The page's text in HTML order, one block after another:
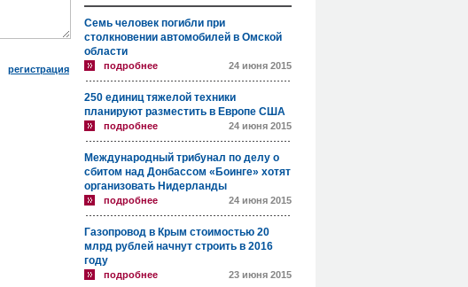
регистрация
Семь человек погибли при
столкновении автомобилей в Омской
области
подробнее 24 июня 2015
250 единиц тяжелой техники
планируют разместить в Европе США
подробнее 24 июня 2015
Международный трибунал по делу о
сбитом над Донбассом «Боинге» хотят
организовать Нидерланды
подробнее 24 июня 2015
Газопровод в Крым стоимостью 20
млрд рублей начнут строить в 2016
году
подробнее 23 июня 2015